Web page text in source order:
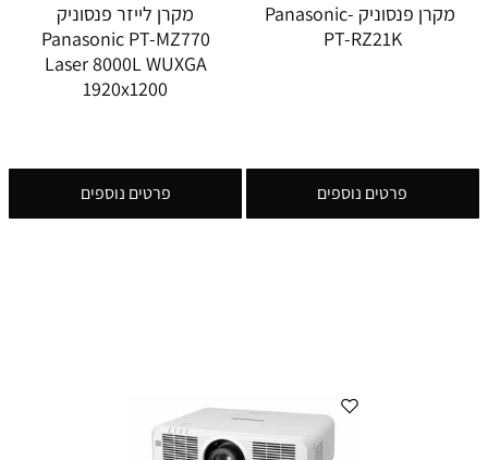
מקרן פנסוניק Panasonic-
PT-RZ21K
פרטים נוספים
מקרן לייזר פנסוניק
Panasonic PT-MZ770
Laser 8000L WUXGA
1920x1200
פרטים נוספים